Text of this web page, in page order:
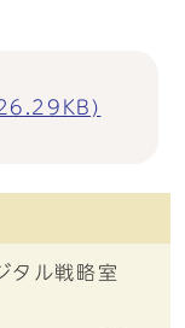
タル戦略室